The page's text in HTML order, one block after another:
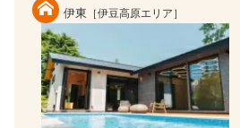
伊東 ［伊豆高原エリア］